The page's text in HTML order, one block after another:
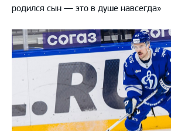
родился сын — это в душе навсегда»